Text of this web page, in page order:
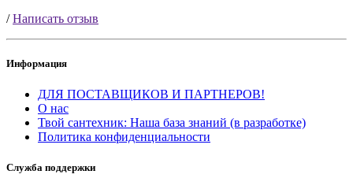
/Написать отзыв
Информация
ДЛЯ ПОСТАВЩИКОВ И ПАРТНЕРОВ!
О нас
Твой сантехник: Наша база знаний (в разработке)
Политика конфиденциальности
Служба поддержки